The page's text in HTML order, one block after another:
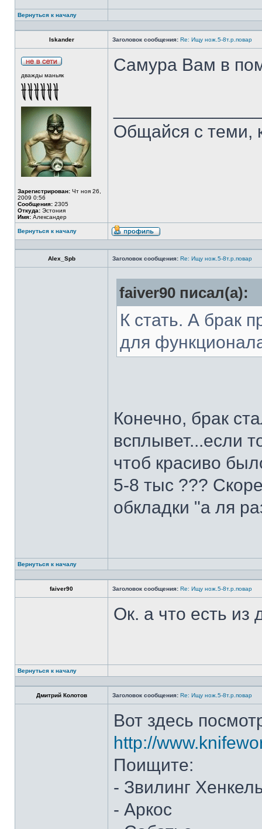
Вернуться к началу
Iskander Заголовок сообщения: Re: Ищу нож.5-8т.р.повар
дважды маньяк
Зарегистрирован: Чт ноя 26,
2009 0:56
Сообщения: 2305
Откуда: Эстония
Имя: Александер
Самура Вам в
Общайся с теми,
Вернуться к началу
Alex_Spb Заголовок сообщения: Re: Ищу нож.5-8т.р.повар
faiver90 писал(а):
К стать. А брак
для
Конечно, брак
всплывет...если
чтоб красиво
5-8 тыс ???
обкладки "а ля
Вернуться к началу
faiver90 Заголовок сообщения: Re: Ищу нож.5-8т.р.повар
Ок. а что есть из
Вернуться к началу
Дмитрий Колотов Заголовок сообщения: Re: Ищу нож.5-8т.р.повар
Вот здесь
http://
Поищите:
- Звилинг
- Аркос